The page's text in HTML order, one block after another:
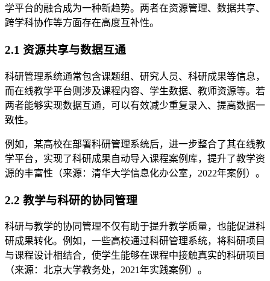
学平台的融合成为一种新趋势。两者在资源管理、数据共享、
跨学科协作等方面存在高度互补性。
2.1 资源共享与数据互通
科研管理系统通常包含课题组、研究人员、科研成果等信息，
而在线教学平台则涉及课程内容、学生数据、教师资源等。若
两者能够实现数据互通，可以有效减少重复录入、提高数据一
致性。
例如，某高校在部署科研管理系统后，进一步整合了其在线教
学平台，实现了科研成果自动导入课程案例库，提升了教学资
源的丰富性（来源：清华大学信息化办公室，2022年案例）。
2.2 教学与科研的协同管理
科研与教学的协同管理不仅有助于提升教学质量，也能促进科
研成果转化。例如，一些高校通过科研管理系统，将科研项目
与课程设计相结合，使学生能够在课程中接触真实的科研项目
（来源：北京大学教务处，2021年实践案例）。